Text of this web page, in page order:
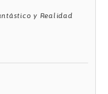
y Realidad